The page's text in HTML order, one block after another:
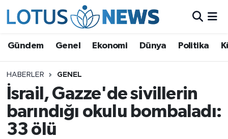
Gündem Genel Ekonomi Dünya Politika
HABERLER GENEL
İsrail, Gazze'de sivillerin
barındığı okulu bombaladı:
33 ölü
Ekonomi
Dünya
Politika